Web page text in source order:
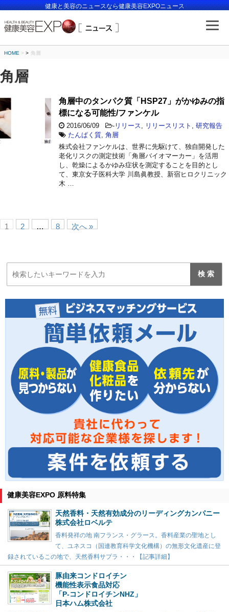
健康と美容のニュースなら健康美容EXPOニュース
HOME > 角層
角層
角層中のタンパク質「HSP27」がかゆみの指
標になる可能性/ファンケル
2016/06/09 - リリース リリースリスト
研究報告
たんぱく質 角層
株式会社ファンケルは、世界に先駆けて、独自開発した
老化リスクの測定技術「角層バイオマーカー」を活用
し、乾燥によるかゆみ症状を測定することを目的とし
て、東京女子医科大学 川島眞教授、新宿ヒロクリニック
木 …
1 2 … 8 次へ »
健康美容EXPO 原料特集
天然香料・天然有効成分のリーディングカンパニー
株式会社ロベルテ
香料発祥の地 南フランス・グラース。香料産業の聖地とし
て、ユネスコ（国連教育科学文化機構）の無形文化遺産に登
録されているこの地で、天然香料サプラ・・・【記事詳細】
豚由来コンドロイチン
機能性表示食品対応
「P-コンドロイチンNHZ」
日本ハム株式会社